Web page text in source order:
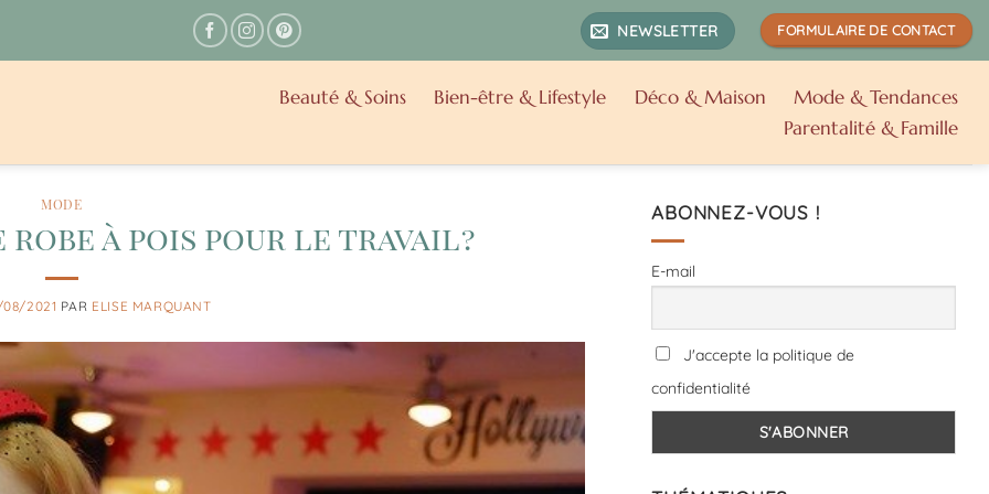
NEWSLETTER FORMULAIRE DE CONTACT
Beauté & Soins Bien-être & Lifestyle Déco & Maison
Mode & Tendances
Parentalité & Famille
MODE
à pois pour le travail ?
08/2021 PAR ELISE MARQUANT
ABONNEZ-VOUS !
E-mail
J'accepte la politique de
confidentialité